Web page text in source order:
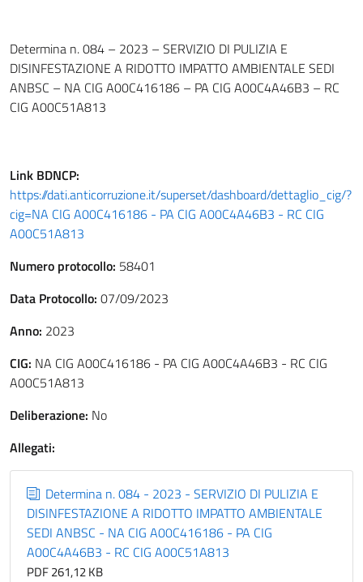
Determina n. 084 – 2023 – SERVIZIO DI PULIZIA E
DISINFESTAZIONE A RIDOTTO IMPATTO AMBIENTALE SEDI
ANBSC – NA CIG A00C416186 – PA CIG A00C4A46B3 – RC
CIG A00C51A813
Link BDNCP:
https://dati.anticorruzione.it/superset/dashboard/dettaglio_cig/?
cig=NA CIG A00C416186 - PA CIG A00C4A46B3 - RC CIG
A00C51A813
Numero protocollo: 58401
Data Protocollo: 07/09/2023
Anno: 2023
CIG: NA CIG A00C416186 - PA CIG A00C4A46B3 - RC CIG
A00C51A813
Deliberazione: No
Allegati:
Determina n. 084 - 2023 - SERVIZIO DI PULIZIA E
DISINFESTAZIONE A RIDOTTO IMPATTO AMBIENTALE
SEDI ANBSC - NA CIG A00C416186 - PA CIG
A00C4A46B3 - RC CIG A00C51A813
PDF 261,12 KB